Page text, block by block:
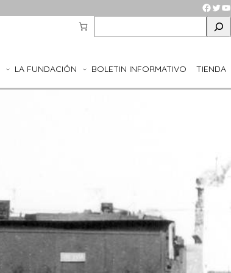
e
r
LA FUNDACIÓN BOLETIN INFORMATIVO TIENDA